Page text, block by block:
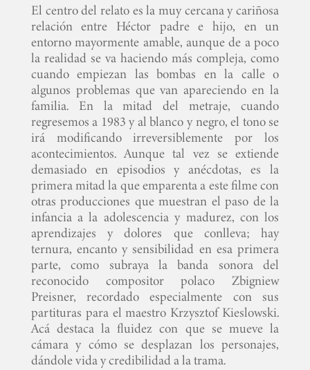
El centro del relato es la muy cercana y cariñosa
relación entre Héctor padre e hijo, en un
entorno mayormente amable, aunque de a poco
la realidad se va haciendo más compleja, como
cuando empiezan las bombas en la calle o
algunos problemas que van apareciendo en la
familia. En la mitad del metraje, cuando
regresemos a 1983 y al blanco y negro, el tono se
irá modificando irreversiblemente por los
acontecimientos. Aunque tal vez se extiende
demasiado en episodios y anécdotas, es la
primera mitad la que emparenta a este filme con
otras producciones que muestran el paso de la
infancia a la adolescencia y madurez, con los
aprendizajes y dolores que conlleva; hay
ternura, encanto y sensibilidad en esa primera
parte, como subraya la banda sonora del
reconocido compositor polaco Zbigniew
Preisner, recordado especialmente con sus
partituras para el maestro Krzysztof Kieslowski.
Acá destaca la fluidez con que se mueve la
cámara y cómo se desplazan los personajes,
dándole vida y credibilidad a la trama.